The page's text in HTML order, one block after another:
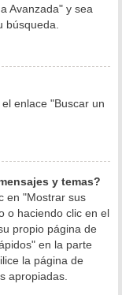
Avanzada" y sea
búsqueda.
enlace "Buscar un
y temas?
en "Mostrar sus
o haciendo clic en el
propio página de
en la parte
la página de
apropiadas.